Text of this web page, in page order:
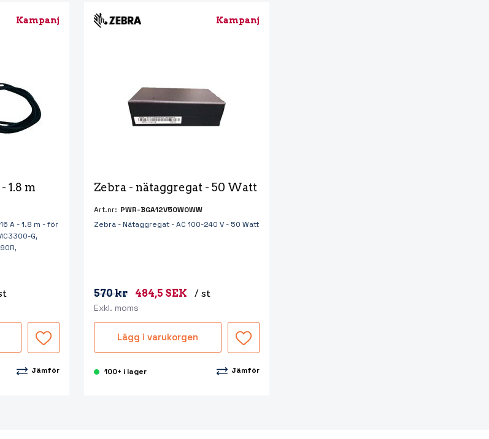
Kampanj
1.8 m
A - 1.8 m - för
G,
Jämför
Kampanj
Zebra - nätaggregat - 50 Watt
Art.nr: PWR-BGA12V50W0WW
Zebra - Nätaggregat - AC 100-240 V - 50 Watt
570 kr 484,5 SEK / st
Exkl. moms
Lägg i varukorgen
100+ i lager Jämför